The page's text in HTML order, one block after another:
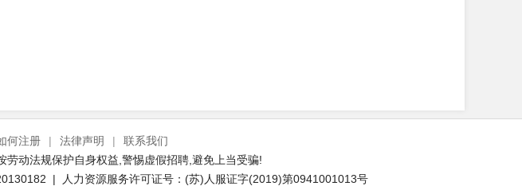
何注册 | 法律声明 |
联系我们
动法规保护自身权益,警惕虚假招聘,避免上当受骗!
| 人力资源服务许可证号：(苏)人服证字(2019)第0941001013号